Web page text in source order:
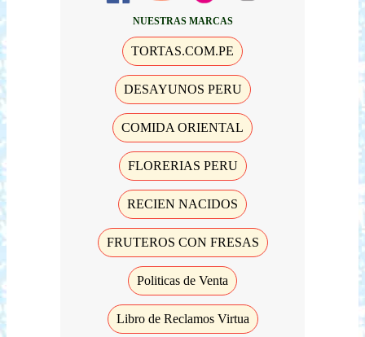
NUESTRAS MARCAS
TORTAS.COM.PE
DESAYUNOS PERU
COMIDA ORIENTAL
FLORERIAS PERU
RECIEN NACIDOS
FRUTEROS CON FRESAS
Politicas de Venta
Libro de Reclamos Virtua